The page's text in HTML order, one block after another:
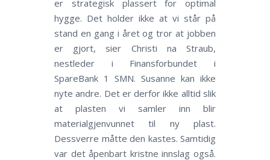
er strategisk plassert for optimal
hygge. Det holder ikke at vi står på
stand en gang i året og tror at jobben
er gjort, sier Christi na Straub,
nestleder i Finansforbundet i
SpareBank 1 SMN. Susanne kan ikke
nyte andre. Det er derfor ikke alltid slik
at plasten vi samler inn blir
materialgjenvunnet til ny plast.
Dessverre måtte den kastes. Samtidig
var det åpenbart kristne innslag også.